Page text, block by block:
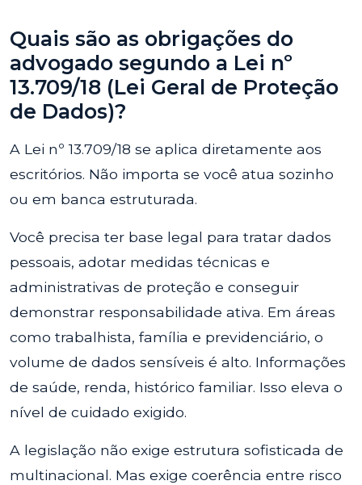
Quais são as obrigações do
advogado segundo a Lei nº
13.709/18 (Lei Geral de Proteção
de Dados)?
A Lei nº 13.709/18 se aplica diretamente aos
escritórios. Não importa se você atua sozinho
ou em banca estruturada.
Você precisa ter base legal para tratar dados
pessoais, adotar medidas técnicas e
administrativas de proteção e conseguir
demonstrar responsabilidade ativa. Em áreas
como trabalhista, família e previdenciário, o
volume de dados sensíveis é alto. Informações
de saúde, renda, histórico familiar. Isso eleva o
nível de cuidado exigido.
A legislação não exige estrutura sofisticada de
multinacional. Mas exige coerência entre risco